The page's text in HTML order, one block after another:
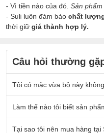
- Vì tiền nào của đó. Sản
- Suli luôn đảm bảo chất
thời giữ giá thành hợp lý.
Câu hỏi thường
Tôi có mặc vừa bộ này
Nếu quý khách có cân nặng
phẩm thì sẽ mặc vừa đẹp ạ.
Sản phẩm được thiết kế
Làm thế nào tôi biết sản
- Chất vải tại Suli luôn là
Tại sao tôi nên mua hàng tại